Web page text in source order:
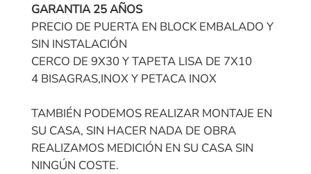
GARANTIA 25 AÑOS
PRECIO DE PUERTA EN BLOCK EMBALADO Y
SIN INSTALACIÓN
CERCO DE 9X30 Y TAPETA LISA DE 7X10
4 BISAGRAS,INOX Y PETACA INOX
TAMBIÉN PODEMOS REALIZAR MONTAJE EN
SU CASA, SIN HACER NADA DE OBRA
REALIZAMOS MEDICIÓN EN SU CASA SIN
NINGÚN COSTE.